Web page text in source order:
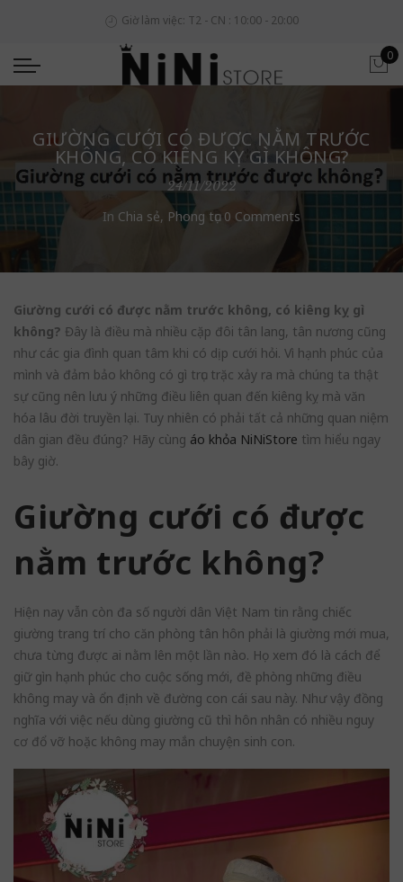
Giờ làm việc: T2 - CN : 10:00 - 20:00
0
GIƯỜNG CƯỚI CÓ ĐƯỢC NẰM TRƯỚC
KHÔNG, CÓ KIÊNG KỴ GÌ KHÔNG?
24/11/2022
In Chia sẻ, Phong tục 0 Comments
Giường cưới có được nằm trước không, có kiêng kỵ gì
không? Đây là điều mà nhiều cặp đôi tân lang, tân nương cũng
như các gia đình quan tâm khi có dịp cưới hỏi. Vì hạnh phúc của
mình và đảm bảo không có gì trục trặc xảy ra mà chúng ta thật
sự cũng nên lưu ý những điều liên quan đến kiêng kỵ mà văn
hóa lâu đời truyền lại. Tuy nhiên có phải tất cả những quan niệm
dân gian đều đúng? Hãy cùng áo khỏa NiNiStore tìm hiểu ngay
bây giờ.
Giường cưới có được
nằm trước không?
Hiện nay vẫn còn đa số người dân Việt Nam tin rằng chiếc
giường trang trí cho căn phòng tân hôn phải là giường mới mua,
chưa từng được ai nằm lên một lần nào. Họ xem đó là cách để
giữ gìn hạnh phúc cho cuộc sống mới, đề phòng những điều
không may và ổn định về đường con cái sau này. Như vậy đồng
nghĩa với việc nếu dùng giường cũ thì hôn nhân có nhiều nguy
cơ đổ vỡ hoặc không may mắn chuyện sinh con.